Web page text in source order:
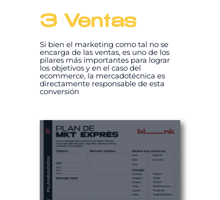
3 Ventas
Si bien el marketing como tal no se
encarga de las ventas, es uno de los
pilares más importantes para lograr
los objetivos y en el caso del
ecommerce, la mercadotécnica es
directamente responsable de esta
conversión